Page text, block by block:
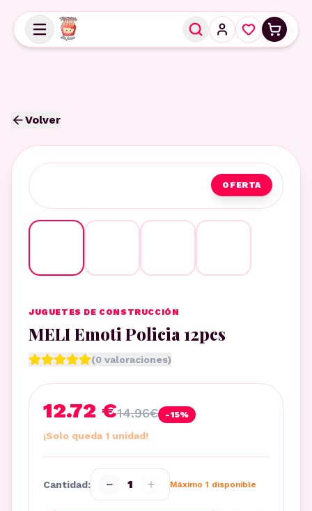
Volver
OFERTA
JUGUETES DE CONSTRUCCIÓN
MELI Emoti Policia 12pcs
(0 valoraciones)
12.72 €14.96€ -15%
¡Solo queda 1 unidad!
Cantidad: − 1 + Máximo 1 disponible